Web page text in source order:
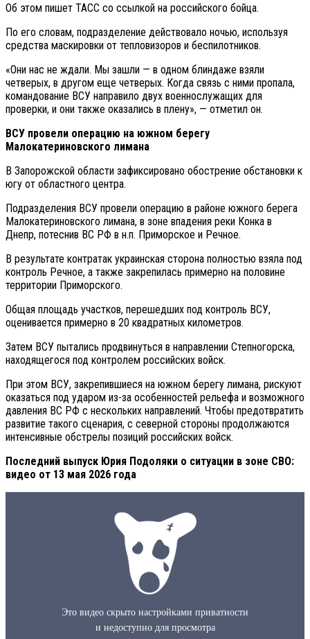
Об этом пишет ТАСС со ссылкой на российского бойца.
По его словам, подразделение действовало ночью, используя
средства маскировки от тепловизоров и беспилотников.
«Они нас не ждали. Мы зашли — в одном блиндаже взяли
четверых, в другом еще четверых. Когда связь с ними пропала,
командование ВСУ направило двух военнослужащих для
проверки, и они также оказались в плену», — отметил он.
ВСУ провели операцию на южном берегу
Малокатериновского лимана
В Запорожской области зафиксировано обострение обстановки к
югу от областного центра.
Подразделения ВСУ провели операцию в районе южного берега
Малокатериновского лимана, в зоне впадения реки Конка в
Днепр, потеснив ВС РФ в н.п. Приморское и Речное.
В результате контратак украинская сторона полностью взяла под
контроль Речное, а также закрепилась примерно на половине
территории Приморского.
Общая площадь участков, перешедших под контроль ВСУ,
оценивается примерно в 20 квадратных километров.
Затем ВСУ пытались продвинуться в направлении Степногорска,
находящегося под контролем российских войск.
При этом ВСУ, закрепившиеся на южном берегу лимана, рискуют
оказаться под ударом из-за особенностей рельефа и возможного
давления ВС РФ с нескольких направлений. Чтобы предотвратить
развитие такого сценария, с северной стороны продолжаются
интенсивные обстрелы позиций российских войск.
Последний выпуск Юрия Подоляки о ситуации в зоне СВО:
видео от 13 мая 2026 года